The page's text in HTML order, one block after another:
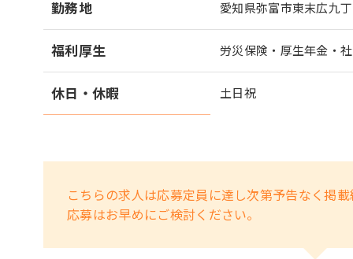
勤務地 愛知県弥富市東末広九
福利厚生 労災保険・厚生年金・
休日・休暇 土日祝
こちらの求人は応募定員に達し次第予告なく掲
応募はお早めにご検討ください。